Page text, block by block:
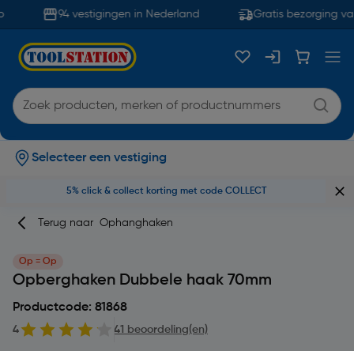
94 vestigingen in Nederland Gratis bezorging
Selecteer een vestiging
5% click & collect korting met code COLLECT
Terug naar Ophanghaken
Op = Op
Opberghaken Dubbele haak 70mm
Productcode: 81868
4 41 beoordeling(en)